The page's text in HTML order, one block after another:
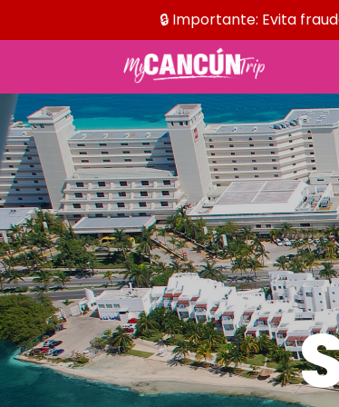
🔒 Importante: Evita